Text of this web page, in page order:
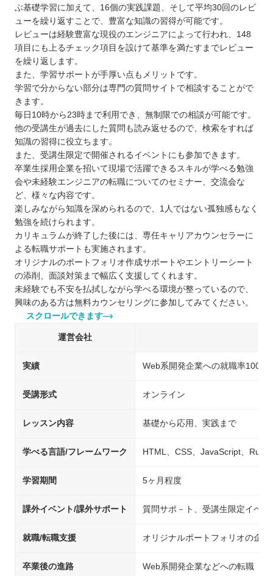
ぶ基礎学習に加えて、16個の実践課題、そして平均30回のレビ
ューを繰り返すことで、豊富な知識の習得が可能です。
レビューは経験豊富な現役のエンジニアによって行われ、148
項目にも上るチェック項目を設けて基準を満たすまでレビュー
を繰り返します。
また、学習サポートが手厚い点もメリットです。
学習で分からない部分は専門の質問サイトで相談することがで
きます。
毎日10時から23時まで利用でき、無制限での相談が可能です。
他の受講生が過去にした質問も読み返せるので、検索をすれば
知識の習得に役立ちます。
また、受講生限定で開催されるイベントにも参加できます。
卒業生採用企業を招いて現場で活躍できるスキルが学べる勉強
会や未経験エンジニアの転職についてのセミナー、交流会な
ど、様々な内容です。
楽しみながら知識を深められるので、1人ではない孤独感もなく
勉強を続けられます。
カリキュラムが終了した後には、専任キャリアカウンセラーに
よる転職サポートも実施されます。
オリジナルのポートフォリオ作成サポートやエントリーシート
の添削、面談対策まで幅広く支援してくれます。
未経験でも不安を払拭しながら学べる環境が整っているので、
興味のある方は無料カウンセリングに参加してみてください。
スクロールできます
運営会社
実績 Web系開発企業への就職率100％
受講形式 オンライン
レッスン内容 基礎から応用、実践まで
学べる言語/フレームワーク HTML、CSS、JavaScript、Ruby
学習期間 5ヶ月程度
課外イベント/課外サポート 質問サポ－ト、受講生限定イベン
就職/転職支援 オリジナルポートフォリオの企
卒業後の進路 Web系開発企業などへの転職